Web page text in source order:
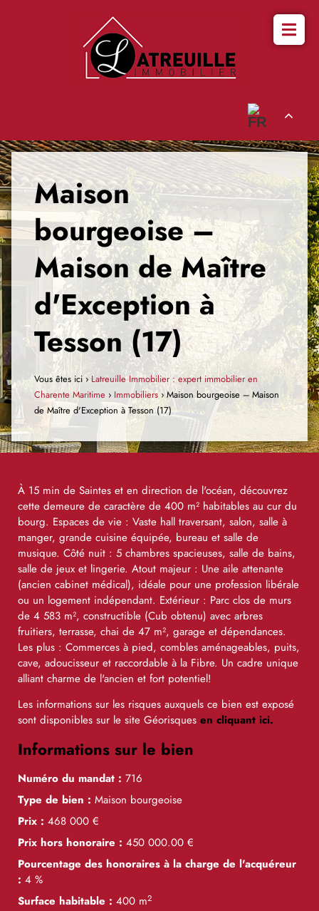
Maison
bourgeoise –
Maison de Maître
d'Exception à
Tesson (17)
Vous êtes ici › Latreuille Immobilier : expert immobilier en
Charente Maritime › Immobiliers›Maison bourgeoise – Maison
de Maître d'Exception à Tesson (17)
À 15 min de Saintes et en direction de l'océan, découvrez
cette demeure de caractère de 400 m² habitables au cur du
bourg. Espaces de vie : Vaste hall traversant, salon, salle à
manger, grande cuisine équipée, bureau et salle de
musique. Côté nuit : 5 chambres spacieuses, salle de bains,
salle de jeux et lingerie. Atout majeur : Une aile attenante
(ancien cabinet médical), idéale pour une profession libérale
ou un logement indépendant. Extérieur : Parc clos de murs
de 4 583 m², constructible (Cub obtenu) avec arbres
fruitiers, terrasse, chai de 47 m², garage et dépendances.
Les plus : Commerces à pied, combles aménageables, puits,
cave, adoucisseur et raccordable à la Fibre. Un cadre unique
alliant charme de l'ancien et fort potentiel!
Les informations sur les risques auxquels ce bien est exposé
sont disponibles sur le site Géorisques en cliquant ici.
Informations sur le bien
Numéro du mandat : 716
Type de bien : Maison bourgeoise
Prix : 468 000 €
Prix hors honoraire : 450 000.00 €
Pourcentage des honoraires à la charge de l'acquéreur
: 4 %
Surface habitable : 400 m2